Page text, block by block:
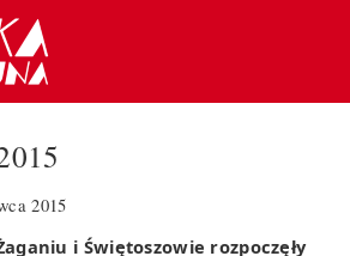
2015
i Świętoszowie rozpoczęły